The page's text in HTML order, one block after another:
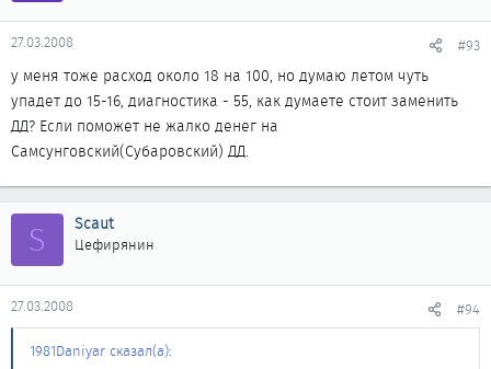
27.03.2008 #93
у меня тоже расход около 18 на 100, но думаю летом чуть
упадет до 15-16, диагностика - 55, как думаете стоит заменить
ДД? Если поможет не жалко денег на
Самсунговский(Субаровский) ДД.
S Scaut
Цефирянин
27.03.2008 #94
1981Daniyar сказал(а):